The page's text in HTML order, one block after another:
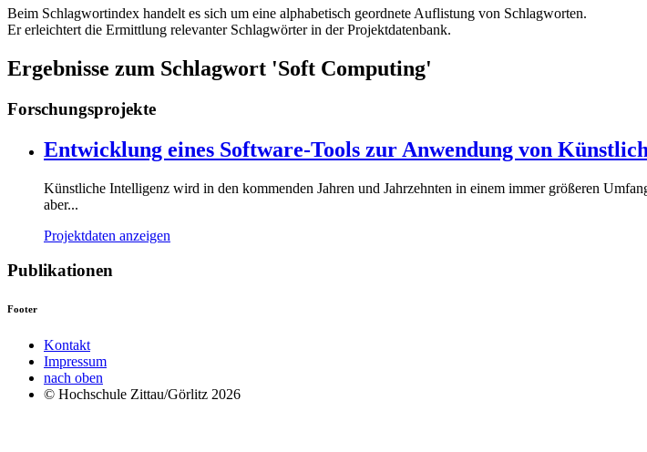
Beim Schlagwortindex handelt es sich um eine alphabetisch geordnete Auflistung von Schlagworten.
Er erleichtert die Ermittlung relevanter Schlagwörter in der Projektdatenbank.
Ergebnisse zum Schlagwort 'Soft Computing'
Forschungsprojekte
Entwicklung eines Software-Tools zur Anwendung von
Künstliche Intelligenz wird in den kommenden Jahren und Jahrzehnten in einem immer größeren
aber...
Projektdaten anzeigen
Publikationen
Footer
Kontakt
Impressum
nach oben
© Hochschule Zittau/Görlitz 2026